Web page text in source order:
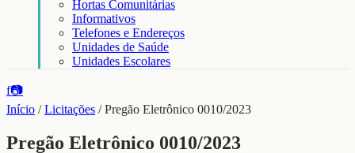
Hortas Comunitárias
Informativos
Telefones e Endereços
Unidades de Saúde
Unidades Escolares
f📷
Início /Licitações /Pregão Eletrônico 0010/2023
Pregão Eletrônico 0010/2023